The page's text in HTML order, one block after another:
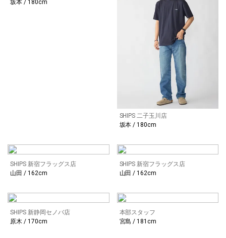
坂本 / 180cm
SHIPS 二子玉川店
坂本 / 180cm
SHIPS 新宿フラッグス店
山田 / 162cm
SHIPS 新宿フラッグス店
山田 / 162cm
SHIPS 新静岡セノバ店
原木 / 170cm
本部スタッフ
宮島 / 181cm